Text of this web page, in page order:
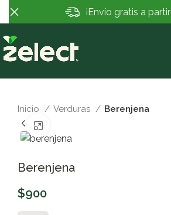
Inicio Verduras Berenjena
Berenjena
$900
¡Envío gratis a